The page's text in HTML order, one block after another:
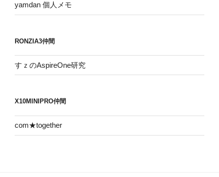
yamdan 個人メモ
RONZIA3仲間
すｚのAspireOne研究
X10MINIPRO仲間
com★together